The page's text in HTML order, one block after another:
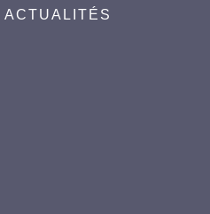
ACTUALITÉS